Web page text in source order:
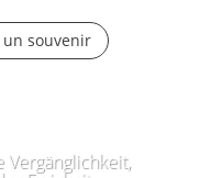
souvenir
Vergänglichkeit,